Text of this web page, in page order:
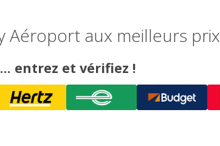
Aéroport aux meilleurs prix
entrez et vérifiez !